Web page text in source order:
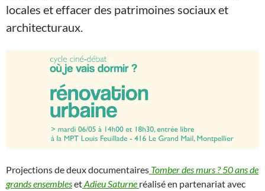
locales et effacer des patrimoines sociaux et
architecturaux.
Projectionsde deux documentaires Tomber des murs ? 50 ans de
grands ensemblesetAdieu Saturne réalisé en partenariat avec